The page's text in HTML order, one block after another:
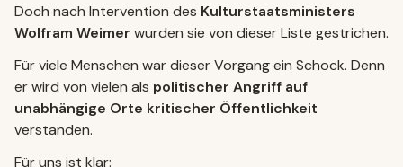
Doch nach Intervention des Kulturstaatsministers
Wolfram Weimer wurden sie von dieser Liste gestrichen.
Für viele Menschen war dieser Vorgang ein Schock. Denn
er wird von vielen als politischer Angriff auf
unabhängige Orte kritischer Öffentlichkeit
verstanden.
Für uns ist klar: